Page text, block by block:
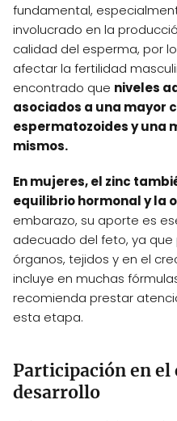
fundamental,
involucrado en la
calidad del esperma, por
afectar la fertilidad
encontrado que niveles
asociados a una mayor
espermatozoides y una
mismos.
En mujeres, el zinc
equilibrio hormonal y la
embarazo, su aporte es
adecuado del feto, ya
órganos, tejidos y en el
incluye en muchas
recomienda prestar
esta etapa.
Participación en
desarrollo